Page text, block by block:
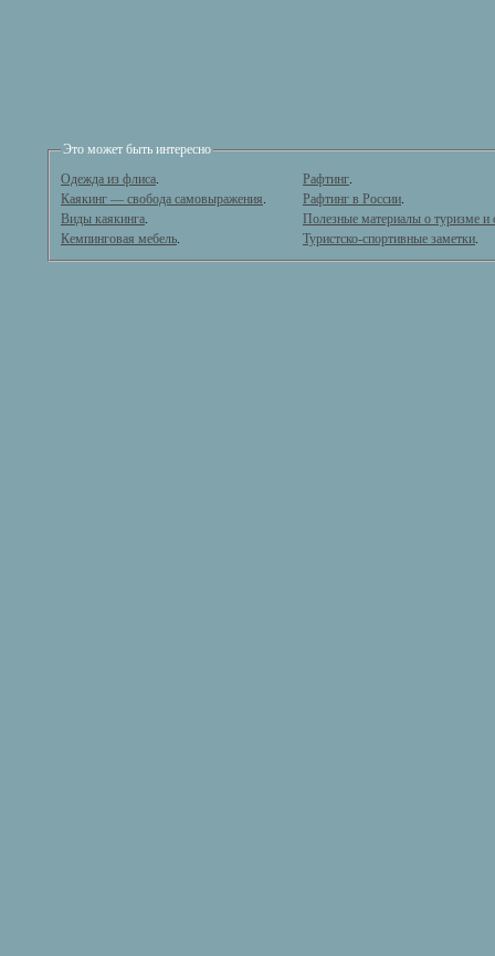
Это может быть интересно
Одежда из флиса.
Каякинг — свобода самовыражения.
Виды каякинга.
Кемпинговая мебель.
Рафтинг.
Рафтинг в России.
Полезные материалы о туризме и
Туристско-спортивные заметки.